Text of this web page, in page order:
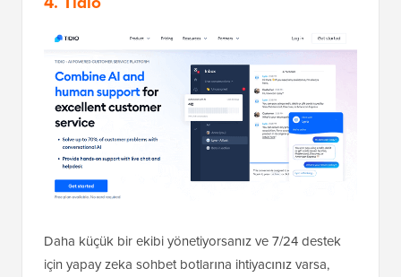
Daha küçük bir ekibi yönetiyorsanız ve 7/24 destek
için yapay zeka sohbet botlarına ihtiyacınız varsa,